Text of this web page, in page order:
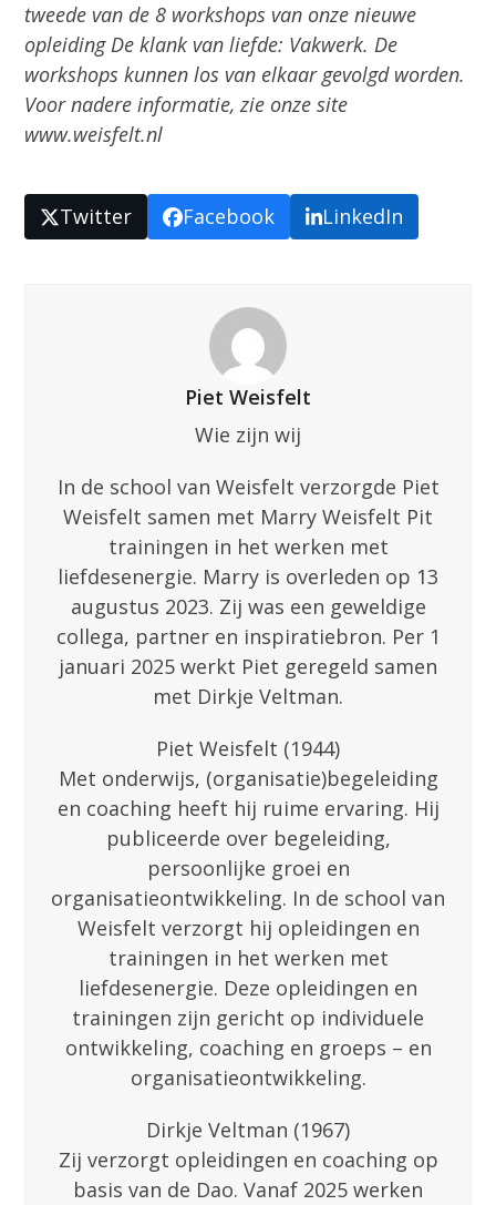
tweede van de 8 workshops van onze nieuwe
opleiding De klank van liefde: Vakwerk. De
workshops kunnen los van elkaar gevolgd worden.
Voor nadere informatie, zie onze site
www.weisfelt.nl
Twitter Facebook LinkedIn
Piet Weisfelt
Wie zijn wij
In de school van Weisfelt verzorgde Piet
Weisfelt samen met Marry Weisfelt Pit
trainingen in het werken met
liefdesenergie. Marry is overleden op 13
augustus 2023. Zij was een geweldige
collega, partner en inspiratiebron. Per 1
januari 2025 werkt Piet geregeld samen
met Dirkje Veltman.
Piet Weisfelt (1944)
Met onderwijs, (organisatie)begeleiding
en coaching heeft hij ruime ervaring. Hij
publiceerde over begeleiding,
persoonlijke groei en
organisatieontwikkeling. In de school van
Weisfelt verzorgt hij opleidingen en
trainingen in het werken met
liefdesenergie. Deze opleidingen en
trainingen zijn gericht op individuele
ontwikkeling, coaching en groeps – en
organisatieontwikkeling.
Dirkje Veltman (1967)
Zij verzorgt opleidingen en coaching op
basis van de Dao. Vanaf 2025 werken